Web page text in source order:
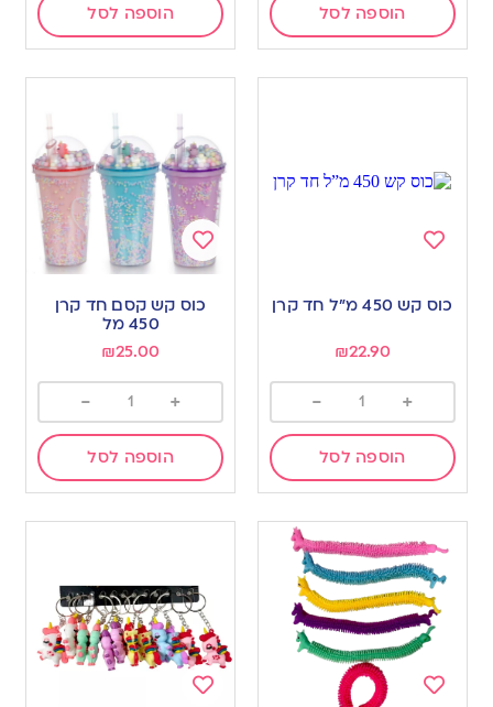
הוספה לסל הוספה לסל
to
wishlist
כוס קש 450 מ”ל חד קרן
₪22.90
+
-
הוספה לסל
Add
wishlist
כוס קש קסם חד קרן
450 מל
₪25.00
+
-
הוספה לסל